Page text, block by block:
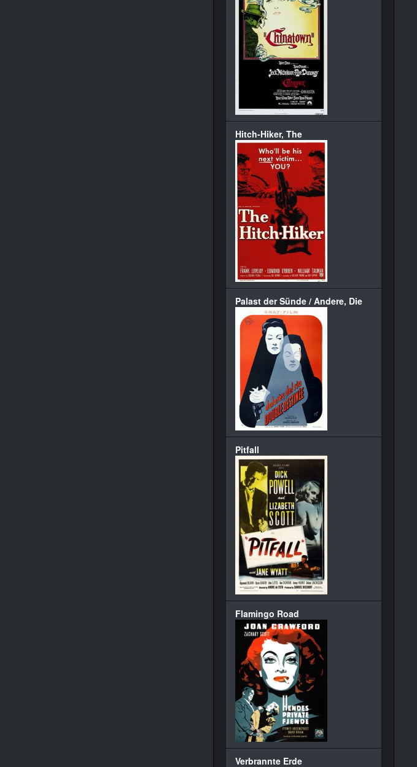
Hitch-Hiker, The
Palast der Sünde / Andere, Die
Pitfall
Flamingo Road
Verbrannte Erde